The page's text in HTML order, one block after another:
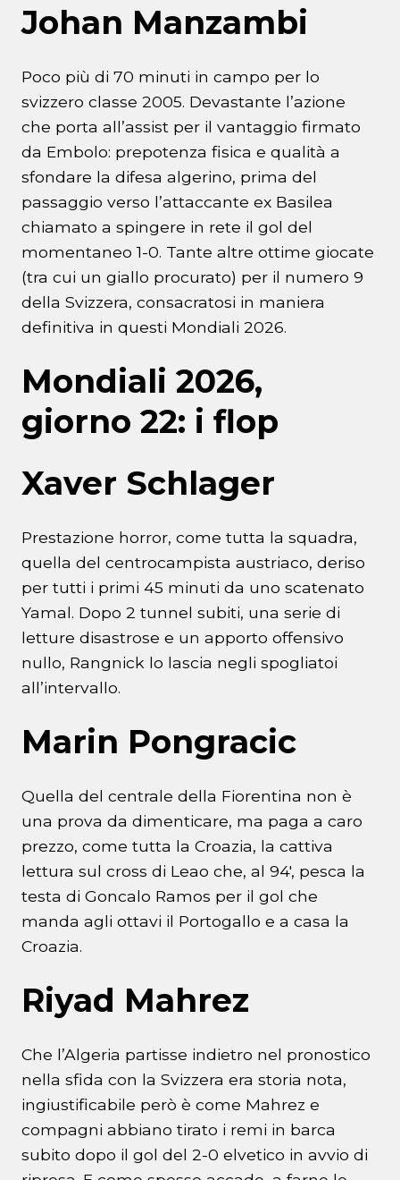
Johan Manzambi
Poco più di 70 minuti in campo per lo
svizzero classe 2005. Devastante l’azione
che porta all’assist per il vantaggio firmato
da Embolo: prepotenza fisica e qualità a
sfondare la difesa algerino, prima del
passaggio verso l’attaccante ex Basilea
chiamato a spingere in rete il gol del
momentaneo 1-0. Tante altre ottime giocate
(tra cui un giallo procurato) per il numero 9
della Svizzera, consacratosi in maniera
definitiva in questi Mondiali 2026.
Mondiali 2026,
giorno 22: i flop
Xaver Schlager
Prestazione horror, come tutta la squadra,
quella del centrocampista austriaco, deriso
per tutti i primi 45 minuti da uno scatenato
Yamal. Dopo 2 tunnel subiti, una serie di
letture disastrose e un apporto offensivo
nullo, Rangnick lo lascia negli spogliatoi
all’intervallo.
Marin Pongracic
Quella del centrale della Fiorentina non è
una prova da dimenticare, ma paga a caro
prezzo, come tutta la Croazia, la cattiva
lettura sul cross di Leao che, al 94′, pesca la
testa di Goncalo Ramos per il gol che
manda agli ottavi il Portogallo e a casa la
Croazia.
Riyad Mahrez
Che l’Algeria partisse indietro nel pronostico
nella sfida con la Svizzera era storia nota,
ingiustificabile però è come Mahrez e
compagni abbiano tirato i remi in barca
subito dopo il gol del 2-0 elvetico in avvio di